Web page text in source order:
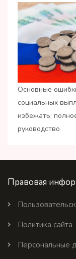
Основные
социальных
избежать:
руководство
Правовая
Политика сайта
Персональные